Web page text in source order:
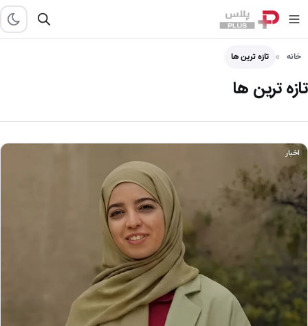
خانه تازه ترین ها
تازه ترین ها
اخبار